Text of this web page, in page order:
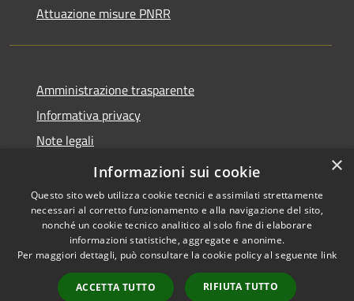
Attuazione misure PNRR
Amministrazione trasparente
Informativa privacy
Note legali
Dichiarazione di accessibilità
Accessibilità
Copyright © 2026 • Comune di
Casciana Terme Lari • Powered
byMunicipium
Accesso
×
Informazioni sui cookie
Questo sito web utilizza cookie tecnici e assimilati strettamente
necessari al corretto funzionamento e alla navigazione del sito,
nonché un cookie tecnico analitico al solo fine di elaborare
informazioni statistiche, aggregate e anonime.
Per maggiori dettagli, può consultare la cookie policy al seguente link
ACCETTA TUTTO RIFIUTA TUTTO